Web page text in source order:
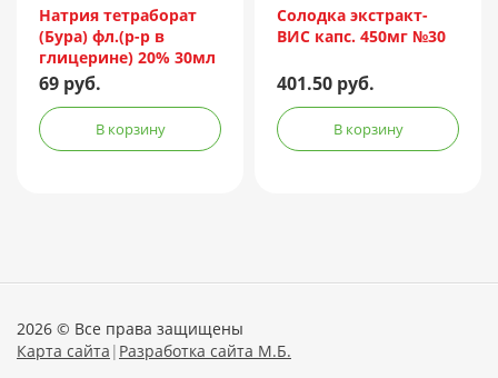
Натрия тетраборат
(Бура) фл.(р-р в
глицерине) 20% 30мл
69 руб.
В корзину
Солодка экстракт-
ВИС капс. 450мг №30
401.50 руб.
В корзину
2026 © Все права защищены
Карта сайта | Разработка сайта М.Б.